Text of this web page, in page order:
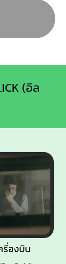
(อิล
รื่องบิน